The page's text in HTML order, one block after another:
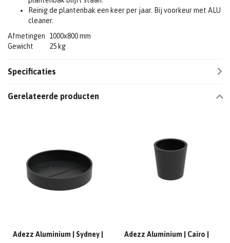
Reinig de plantenbak een keer per jaar. Bij voorkeur met ALU
cleaner.
Afmetingen
1000x800 mm
Gewicht
25 kg
Specificaties
Gerelateerde producten
Adezz Aluminium | Sydney |
Adezz Aluminium | Cairo |